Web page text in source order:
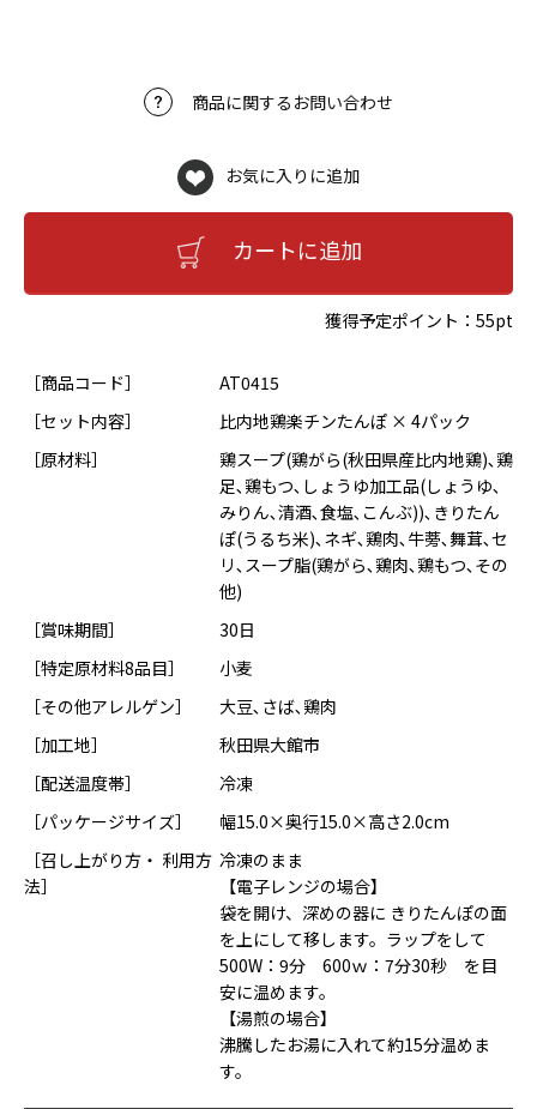
商品に関するお問い合わせ
お気に入りに追加
カートに追加
獲得予定ポイント：55pt
［商品コード］
AT0415
［セット内容］
比内地鶏楽チンたんぽ × 4パック
［原材料］
鶏スープ(鶏がら(秋田県産比内地鶏)､鶏
足､鶏もつ､しょうゆ加工品(しょうゆ､
みりん､清酒､食塩､こんぶ))､きりたん
ぽ(うるち米)､ネギ､鶏肉､牛蒡､舞茸､セ
リ､スープ脂(鶏がら､鶏肉､鶏もつ､その
他)
［賞味期間］
30日
［特定原材料8品目］
小麦
［その他アレルゲン］
大豆､さば､鶏肉
［加工地］
秋田県大館市
［配送温度帯］
冷凍
［パッケージサイズ］
幅15.0×奥行15.0×高さ2.0cm
［召し上がり方・ 利用方
法］
冷凍のまま
【電子レンジの場合】
袋を開け、深めの器に きりたんぽの面
を上にして移します。ラップをして
500W：9分 600ｗ：7分30秒 を目
安に温めます。
【湯煎の場合】
沸騰したお湯に入れて約15分温めま
す。